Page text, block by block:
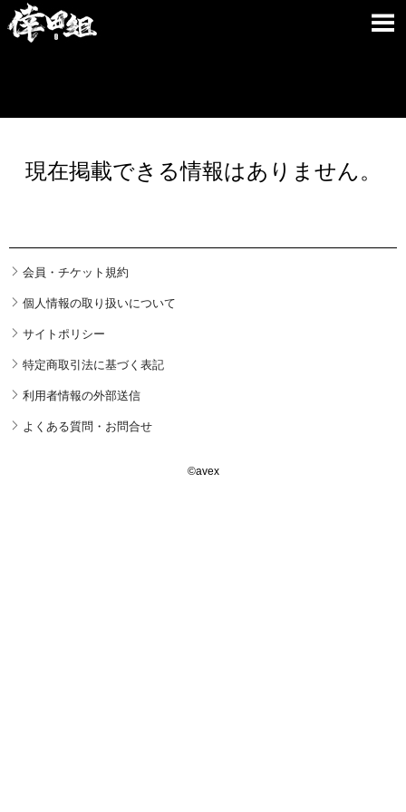
現在掲載できる情報はありません。
会員・チケット規約
個人情報の取り扱いについて
サイトポリシー
特定商取引法に基づく表記
利用者情報の外部送信
よくある質問・お問合せ
©avex